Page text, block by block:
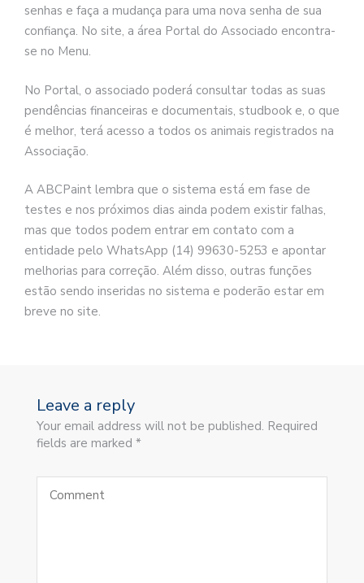
senhas e faça a mudança para uma nova senha de sua
confiança. No site, a área Portal do Associado encontra-
se no Menu.
No Portal, o associado poderá consultar todas as suas
pendências financeiras e documentais, studbook e, o que
é melhor, terá acesso a todos os animais registrados na
Associação.
A ABCPaint lembra que o sistema está em fase de
testes e nos próximos dias ainda podem existir falhas,
mas que todos podem entrar em contato com a
entidade pelo WhatsApp (14) 99630-5253 e apontar
melhorias para correção. Além disso, outras funções
estão sendo inseridas no sistema e poderão estar em
breve no site.
Leave a reply
Your email address will not be published. Required
fields are marked *